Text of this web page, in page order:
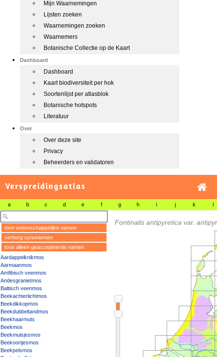
Mijn Waarnemingen
Lijsten zoeken
Waarnemingen zoeken
Waarnemers
Botanische Collectie op de Kaart
Dashboard
Dashboard
Kaart biodiversiteit per hok
Soortenlijst per atlasblok
Botanische hotspots
Literatuur
Over
Over deze site
Privacy
Beheerders en validatoren
Verspreidingsatlas
a b c d e f g h i j k l
toon wetenschappelijke namen
verberg synoniemen
toon alleen geaccepteerde namen
Aardappelknikmos
Aarmaanmos
Amfibisch veenmos
Andesgranietmos
Baltisch veenmos
Beekachterlichtmos
Beekdikkopmos
Beekdubbeltandmos
Beekhaarmuts
Beekmos
Beekmuisjesmos
Beekoortjesmos
Beekpelsmos
Fontinalis antipyretica var.